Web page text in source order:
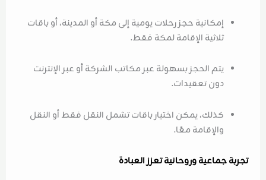
إمكانية حجز رحلات يومية إلى مكة أو المدينة، أو باقات
ثلاثية الإقامة لمكة فقط.
يتم الحجز بسهولة عبر مكاتب الشركة أو عبر الإنترنت
دون تعقيدات.
كذلك، يمكن اختيار باقات تشمل النقل فقط أو النقل
والإقامة معًا.
تجربة جماعية وروحانية تعزز العبادة